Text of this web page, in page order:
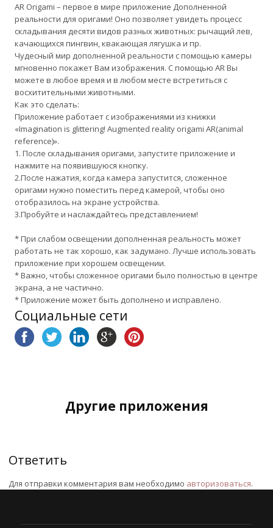
AR Origami – первое в мире приложение Дополненной
реальности для оригами! Оно позволяет увидеть процесс
складывания десяти видов разных животных: рычащий лев,
качающихся пингвин, квакающая лягушка и пр.
Чудесный мир дополненной реальности с помощью камеры
мгновенно покажет Вам изображения. С помощью AR Вы
можете в любое время и в любом месте встретиться с
восхитительными животными.
Как это сделать:
Приложение работает с изображениями из книжки
«Imagination is glittering! Augmented reality origami AR(animal
reference)».
1. После складывания оригами, запустите приложение и
нажмите на появившуюся кнопку.
2.После нажатия, когда камера запустится, сложенное
оригами нужно поместить перед камерой, чтобы оно
отобразилось на экране устройства.
3.Пробуйте и наслаждайтесь представлением!
* При слабом освещении дополненная реальность может
работать не так хорошо, как задумано. Лучше использовать
приложение при хорошем освещении.
* Важно, чтобы сложенное оригами было полностью в центре
экрана, а не частично.
* Приложение может быть дополнено и исправлено.
Социальные сети
Другие приложения
Ответить
Для отправки комментария вам необходимо авторизоваться.